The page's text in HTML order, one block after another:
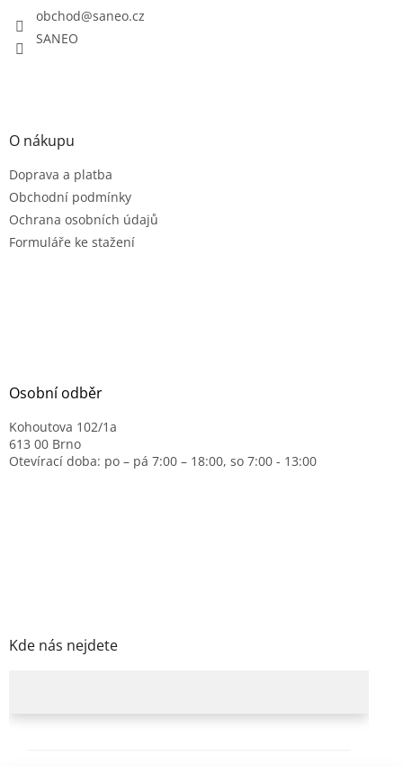
obchod@saneo.cz
SANEO
O nákupu
Doprava a platba
Obchodní podmínky
Ochrana osobních údajů
Formuláře ke stažení
Osobní odběr
Kohoutova 102/1a
613 00 Brno
Otevírací doba: po – pá 7:00 – 18:00, so 7:00 - 13:00
Kde nás nejdete